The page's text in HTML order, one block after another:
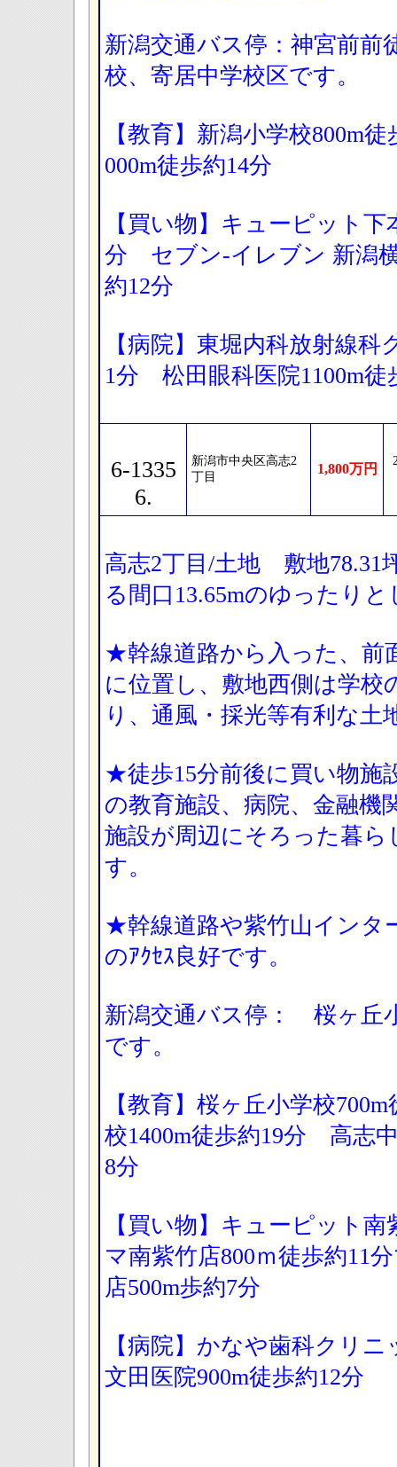
新潟交通バス停：神宮前
校、寄居中学校区です。
【教育】新潟小学校800m
000m徒歩約14分
【買い物】キューピット下
分 セブン-イレブン 新潟
約12分
【病院】東堀内科放射線科
1分 松田眼科医院1100m
6-1335
6.
新潟市中央区高志2
丁目
1,800万円
高志2丁目/土地 敷地78.31
る間口13.65mのゆったり
★幹線道路から入った、前
に位置し、敷地西側は学
り、通風・採光等有利な
★徒歩15分前後に買い物施
の教育施設、病院、金融機
施設が周辺にそろった暮
す。
★幹線道路や紫竹山インタ
のｱｸｾｽ良好です。
新潟交通バス停： 桜ヶ丘
です。
【教育】桜ヶ丘小学校
校1400m徒歩約19分 高志
8分
【買い物】キューピット
マ南紫竹店800ｍ徒歩約11
店500m歩約7分
【病院】かなや歯科クリ
文田医院900m徒歩約12分